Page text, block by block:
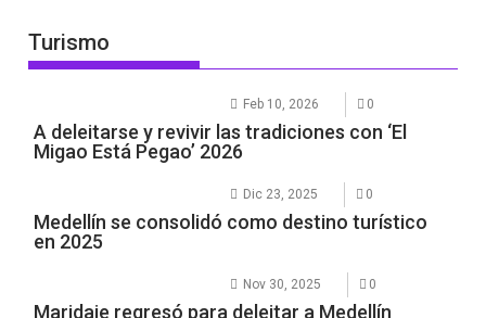
Turismo
Feb 10, 2026 0
A deleitarse y revivir las tradiciones con ‘El
Migao Está Pegao’ 2026
Dic 23, 2025 0
Medellín se consolidó como destino turístico
en 2025
Nov 30, 2025 0
Maridaje regresó para deleitar a Medellín